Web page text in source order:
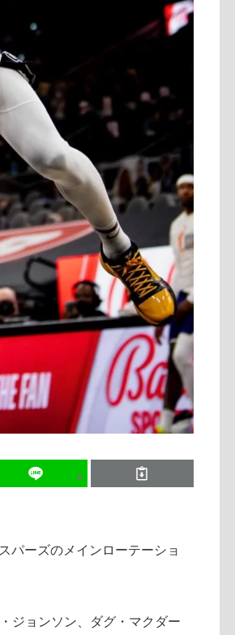
パーズのメインローテーショ
ジョンソン、ダグ・マクダー